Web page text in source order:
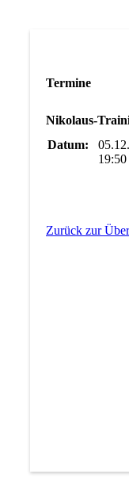
Termine
Nikolaus-
Datum:
19:50
Zurück zur